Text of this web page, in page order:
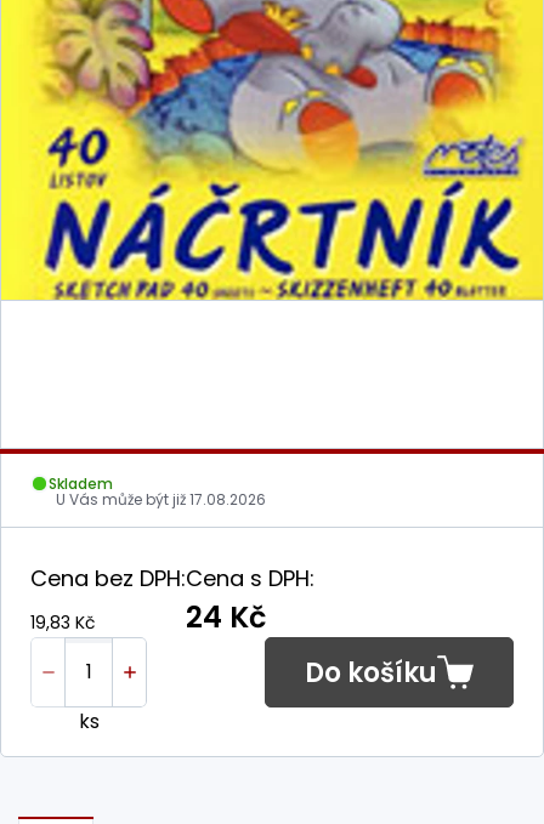
Skladem
U Vás může být již17.08.2026
Cena bez DPH:
19,83 Kč
Cena s DPH:
24 Kč
ks
Do košíku